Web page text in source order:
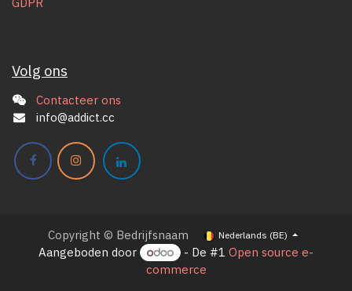
GDPR
Volg ons
Contacteer ons
info@addict.cc
Copyright © Bedrijfsnaam Nederlands (BE)
Aangeboden door - De #1 Open source e-
commerce